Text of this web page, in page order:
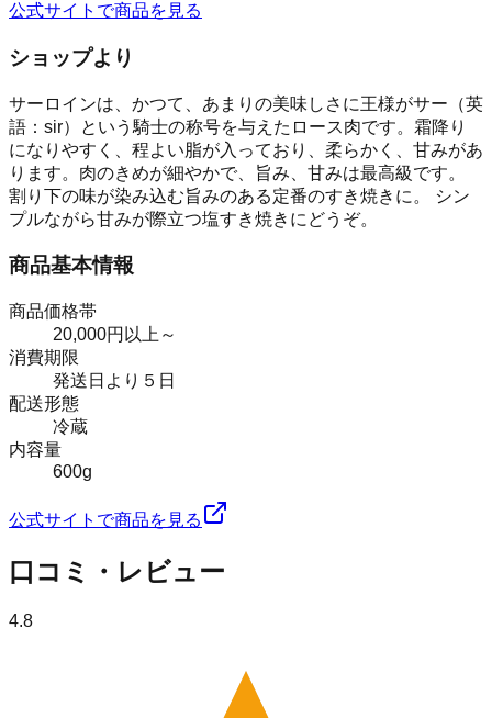
公式サイトで商品を見る
ショップより
サーロインは、かつて、あまりの美味しさに王様がサー（英
語：sir）という騎士の称号を与えたロース肉です。霜降り
になりやすく、程よい脂が入っており、柔らかく、甘みがあ
ります。肉のきめが細やかで、旨み、甘みは最高級です。
割り下の味が染み込む旨みのある定番のすき焼きに。 シン
プルながら甘みが際立つ塩すき焼きにどうぞ。
商品基本情報
商品価格帯
20,000円以上～
消費期限
発送日より５日
配送形態
冷蔵
内容量
600g
公式サイトで商品を見る
口コミ・レビュー
4.8